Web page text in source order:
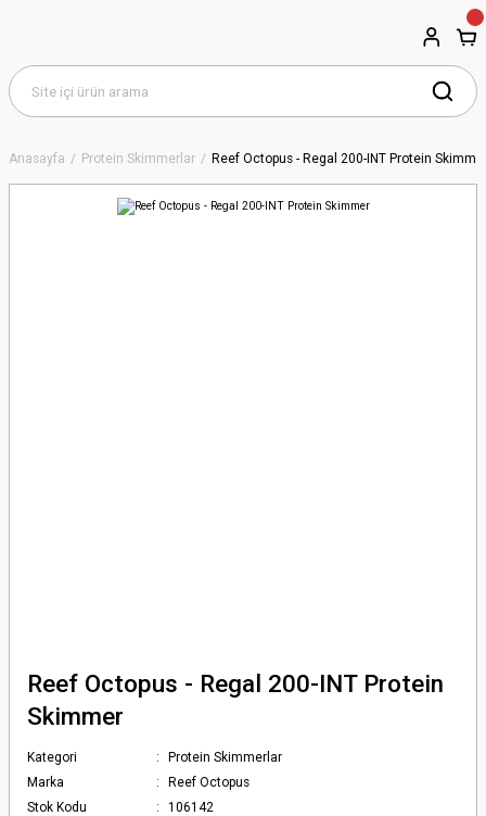
Anasayfa Protein Skimmerlar Reef Octopus - Regal 200-INT Protein
Reef Octopus - Regal 200-INT Protein
Skimmer
Kategori
Protein Skimmerlar
Marka
Reef Octopus
Stok Kodu
106142